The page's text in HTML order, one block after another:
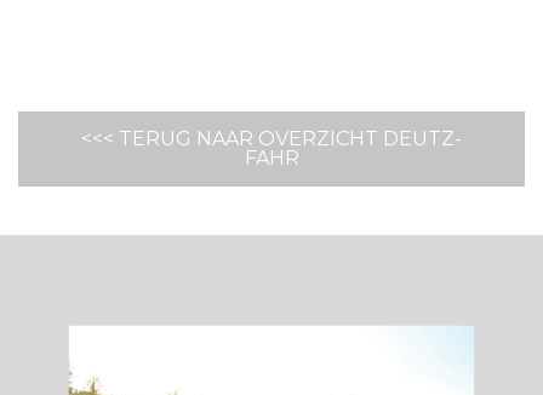
<<< TERUG NAAR OVERZICHT DEUTZ-
FAHR